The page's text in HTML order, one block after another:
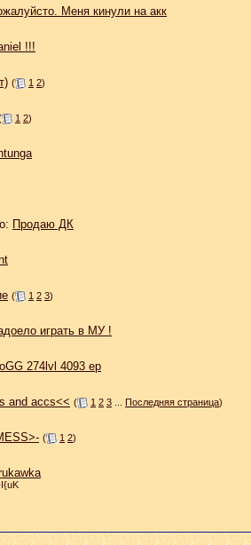
Меня кинули на акк
!!!
( 1 2)
1 2)
Продаю ДК
( 1 2 3)
играть в МУ !
274lvl 4093 ep
and accs<< ( 1 2 3 Последняя страница)
( 1 2)